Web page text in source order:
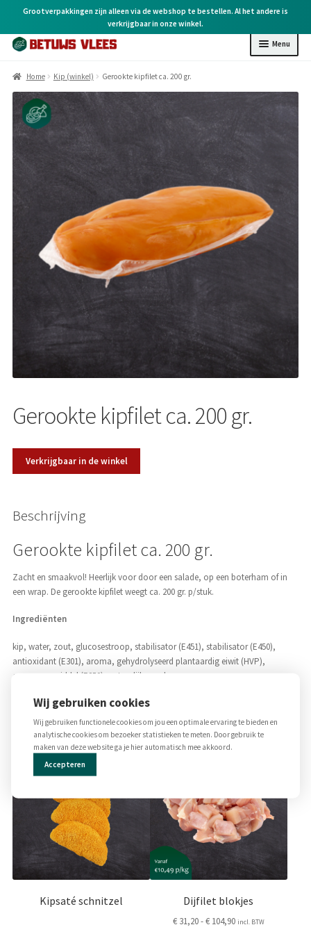
Grootverpakkingen zijn alleen via de webshop te bestellen. Al het andere is
verkrijgbaar in onze winkel.
Menu
Home
Kip (online)
Rund (winkel)
Varken (winkel)
BBQ (winkel)
Kruiden & overige
Cadeaubonnen
Home Kip (winkel) Gerookte kipfilet ca. 200 gr.
Gerookte kipfilet ca. 200 gr.
Verkrijgbaar in de winkel
Beschrijving
Gerookte kipfilet ca. 200 gr.
Zacht en smaakvol! Heerlijk voor door een salade, op een boterham of in
een wrap. De gerookte kipfilet weegt ca. 200 gr. p/stuk.
Ingrediënten
kip, water, zout, glucosestroop, stabilisator (E451), stabilisator (E450),
antioxidant (E301), aroma, gehydrolyseerd plantaardig eiwit (HVP),
conserveermiddel (E250), natuurlijke rook.
Gerelateerde producten
Kipsaté schnitzel Dijfilet blokjes
€31,20-€104,90Prijsklasse:
incl. BTW
Dit
variaties.
kan
gekozen
worden
productpagina
Wij gebruiken cookies
Wij gebruiken functionele cookies om jou een optimale ervaring te bieden en
analytische cookies om bezoeker statistieken te meten. Door gebruik te
maken van deze website ga je hier automatisch mee akkoord.
Accepteren